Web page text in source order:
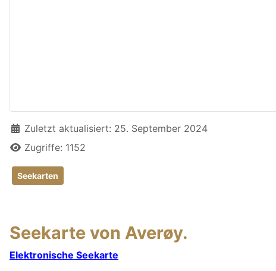
DetailsZuletzt aktualisiert: 25. September 2024
Zugriffe: 1152
Seekarten
Seekarte von Averøy.
Elektronische Seekarte